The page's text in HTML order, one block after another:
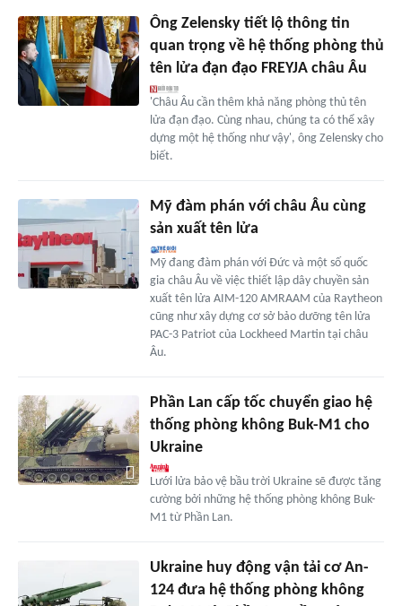
Ông Zelensky tiết lộ thông tin
quan trọng về hệ thống phòng thủ
tên lửa đạn đạo FREYJA châu Âu
'Châu Âu cần thêm khả năng phòng thủ tên
lửa đạn đạo. Cùng nhau, chúng ta có thể xây
dựng một hệ thống như vậy', ông Zelensky cho
biết.
Mỹ đàm phán với châu Âu cùng
sản xuất tên lửa
Mỹ đang đàm phán với Đức và một số quốc
gia châu Âu về việc thiết lập dây chuyền sản
xuất tên lửa AIM-120 AMRAAM của Raytheon
cũng như xây dựng cơ sở bảo dưỡng tên lửa
PAC-3 Patriot của Lockheed Martin tại châu
Âu.
Phần Lan cấp tốc chuyển giao hệ
thống phòng không Buk-M1 cho
Ukraine
Lưới lửa bảo vệ bầu trời Ukraine sẽ được tăng
cường bởi những hệ thống phòng không Buk-
M1 từ Phần Lan.
Ukraine huy động vận tải cơ An-
124 đưa hệ thống phòng không